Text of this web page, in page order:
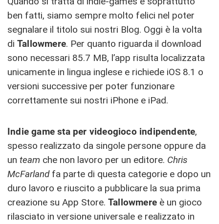
ben fatti, siamo sempre molto felici nel poter
segnalare il titolo sui nostri Blog. Oggi è la volta
di Tallowmere. Per quanto riguarda il download
sono necessari 85.7 MB, l’app risulta localizzata
unicamente in lingua inglese e richiede iOS 8.1 o
versioni successive per poter funzionare
correttamente sui nostri iPhone e iPad.
Indie game sta per videogioco indipendente,
spesso realizzato da singole persone oppure da
un team che non lavoro per un editore. Chris
McFarland fa parte di questa categorie e dopo un
duro lavoro e riuscito a pubblicare la sua prima
creazione su App Store. Tallowmere è un gioco
rilasciato in versione universale e realizzato in